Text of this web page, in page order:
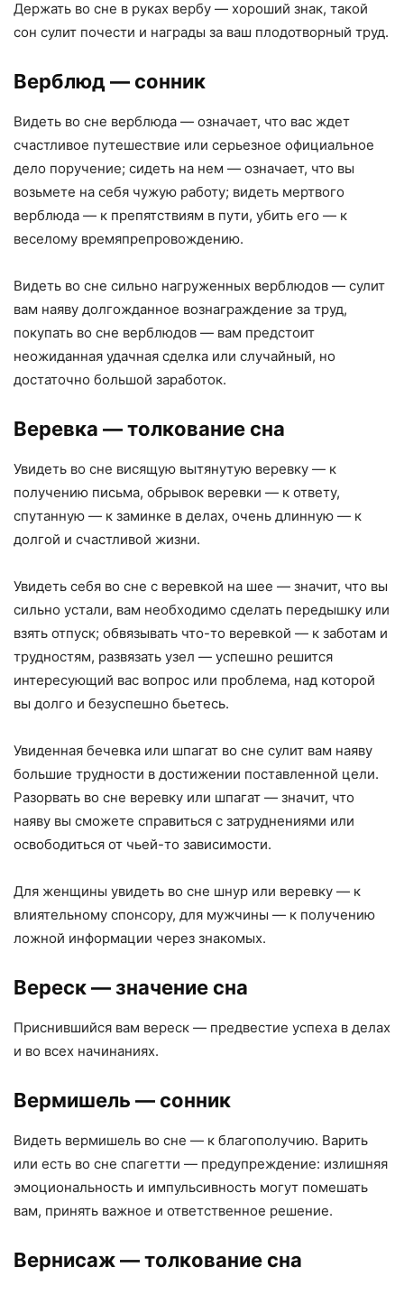
Держать во сне в руках вербу — хороший знак, такой
сон сулит почести и награды за ваш плодотворный труд.
Верблюд— сонник
Видеть во сне верблюда — означает, что вас ждет
счастливое путешествие или серьезное официальное
дело поручение; сидеть на нем — означает, что вы
возьмете на себя чужую работу; видеть мертвого
верблюда — к препятствиям в пути, убить его — к
веселому времяпрепровождению.
Видеть во сне сильно нагруженных верблюдов — сулит
вам наяву долгожданное вознаграждение за труд,
покупать во сне верблюдов — вам предстоит
неожиданная удачная сделка или случайный, но
достаточно большой заработок.
Веревка — толкование сна
Увидеть во сне висящую вытянутую веревку — к
получению письма, обрывок веревки — к ответу,
спутанную — к заминке в делах, очень длинную — к
долгой и счастливой жизни.
Увидеть себя во сне с веревкой на шее — значит, что вы
сильно устали, вам необходимо сделать передышку или
взять отпуск; обвязывать что-то веревкой — к заботам и
трудностям, развязать узел — успешно решится
интересующий вас вопрос или проблема, над которой
вы долго и безуспешно бьетесь.
Увиденная бечевка или шпагат во сне сулит вам наяву
большие трудности в достижении поставленной цели.
Разорвать во сне веревку или шпагат — значит, что
наяву вы сможете справиться с затруднениями или
освободиться от чьей-то зависимости.
Для женщины увидеть во сне шнур или веревку — к
влиятельному спонсору, для мужчины — к получению
ложной информации через знакомых.
Вереск— значение сна
Приснившийся вам вереск — предвестие успеха в делах
и во всех начинаниях.
Вермишель — сонник
Видеть вермишель во сне — к благополучию. Варить
или есть во сне спагетти — предупреждение: излишняя
эмоциональность и импульсивность могут помешать
вам, принять важное и ответственное решение.
Вернисаж— толкование сна